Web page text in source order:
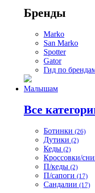
Бренды
Marko
San Marko
Spotter
Gator
Гид по
Малышам
Все
Ботинки (26)
Дутики (2)
Кеды (2)
Кроссовки/
П/кеды (2)
П/сапоги (17)
Сандалии (17)